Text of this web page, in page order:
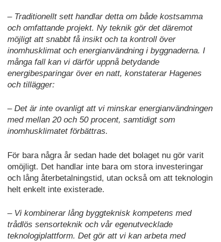
– Traditionellt sett handlar detta om både kostsamma
och omfattande projekt. Ny teknik gör det däremot
möjligt att snabbt få insikt och ta kontroll över
inomhusklimat och energianvändning i byggnaderna. I
många fall kan vi därför uppnå betydande
energibesparingar över en natt, konstaterar Hagenes
och tillägger:
– Det är inte ovanligt att vi minskar energianvändningen
med mellan 20 och 50 procent, samtidigt som
inomhusklimatet förbättras.
För bara några år sedan hade det bolaget nu gör varit
omöjligt. Det handlar inte bara om stora investeringar
och lång återbetalningstid, utan också om att teknologin
helt enkelt inte existerade.
– Vi kombinerar lång byggteknisk kompetens med
trådlös sensorteknik och vår egenutvecklade
teknologiplattform. Det gör att vi kan arbeta med